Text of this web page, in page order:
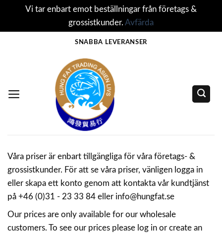
Vi tar enbart emot beställningar från företags &
grossistkunder. Avfärda
SNABBA LEVERANSER
Våra priser är enbart tillgängliga för våra företags- &
grossistkunder. För att se våra priser, vänligen logga in
eller skapa ett konto genom att kontakta vår kundtjänst
på +46 (0)31 - 23 33 84 eller info@hungfat.se
Our prices are only available for our wholesale
customers. To see our prices please log in or create an